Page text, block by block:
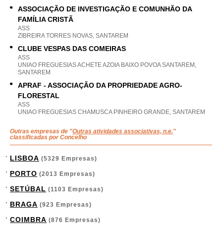
ASSOCIAÇÃO DE INVESTIGAÇÃO E COMUNHÃO DA
FAMÍLIA CRISTÃ
ASS
ZIBREIRA TORRES NOVAS, SANTAREM
CLUBE VESPAS DAS COMEIRAS
ASS
UNIAO FREGUESIAS ACHETE AZOIA BAIXO POVOA SANTAREM,
SANTAREM
APRAF - ASSOCIAÇÃO DA PROPRIEDADE AGRO-
FLORESTAL
ASS
UNIAO FREGUESIAS CHAMUSCA PINHEIRO GRANDE, SANTAREM
Outras empresas de "Outras atividades associativas, n.e."
classificadas por Concelho
LISBOA (5329 Empresas)
PORTO (2013 Empresas)
SETÚBAL (1103 Empresas)
BRAGA (923 Empresas)
COIMBRA (876 Empresas)